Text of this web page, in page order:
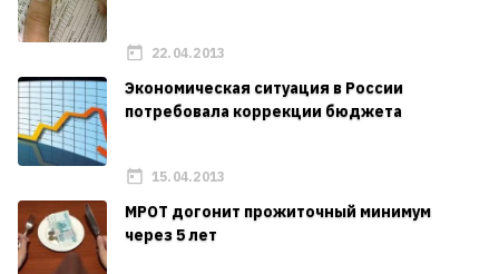
22.04.2013
Экономическая ситуация в России
потребовала коррекции бюджета
15.04.2013
МРОТ догонит прожиточный минимум
через 5 лет